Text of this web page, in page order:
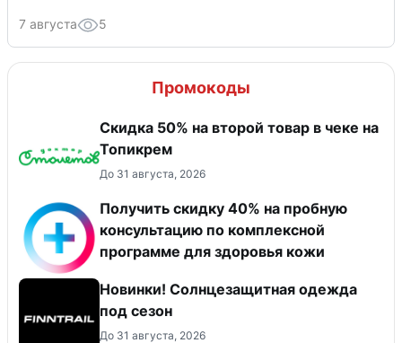
7 августа 5
Промокоды
Скидка 50% на второй товар в чеке на
Топикрем
До 31 августа, 2026
Получить скидку 40% на пробную
консультацию по комплексной
программе для здоровья кожи
Новинки! Солнцезащитная одежда
под сезон
До 31 августа, 2026